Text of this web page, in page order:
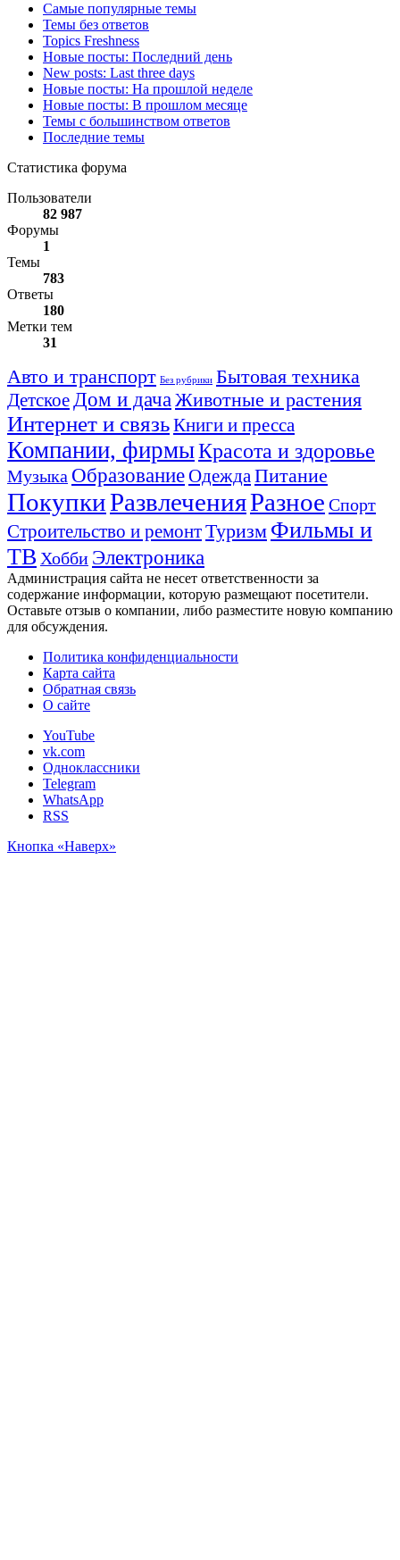
Самые популярные темы
Темы без ответов
Topics Freshness
Новые посты: Последний день
New posts: Last three days
Новые посты: На прошлой неделе
Новые посты: В прошлом месяце
Темы с большинством ответов
Последние темы
Статистика форума
Пользователи
82 987
Форумы
1
Темы
783
Ответы
180
Метки тем
31
Авто и транспорт Без рубрики Бытовая техника
ДетскоеДом и дачаЖивотные и растения
Интернет и связьКниги и пресса
Компании, фирмыКрасота и здоровье
Музыка ОбразованиеОдеждаПитание
ПокупкиРазвлеченияРазное Спорт
Строительство и ремонтТуризм Фильмы и
ТВ Хобби Электроника
Администрация сайта не несет ответственности за
содержание информации, которую размещают посетители.
Оставьте отзыв о компании, либо разместите новую компанию
для обсуждения.
Политика конфиденциальности
Карта сайта
Обратная связь
О сайте
YouTube
vk.com
Одноклассники
Telegram
WhatsApp
RSS
Кнопка «Наверх»